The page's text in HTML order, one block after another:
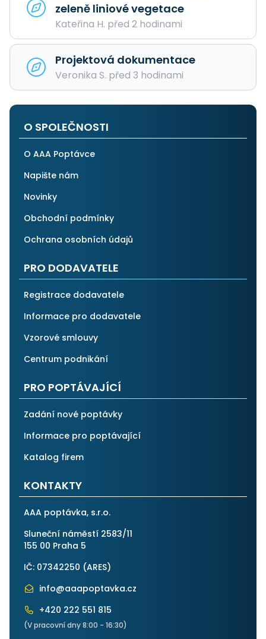
zeleně liniové vegetace
Kateřina H. před 2 hodinami
Projektová dokumentace
Veronika S. před 3 hodinami
O SPOLEČNOSTI
O AAA Poptávce
Napište nám
Novinky
Obchodní podmínky
Ochrana osobních údajů
PRO DODAVATELE
Registrace dodavatele
Informace pro dodavatele
Vzorové smlouvy
Centrum podnikání
PRO POPTÁVAJÍCÍ
Zadání nové poptávky
Informace pro poptávající
Katalog firem
KONTAKTY
AAA poptávka, s.r.o.
Sluneční náměstí 2583/11
155 00 Praha 5
IČ: 07342250 (ARES)
info@aaapoptavka.cz
+420 222 551 815
(V pracovní dny 8:00 - 16:30)